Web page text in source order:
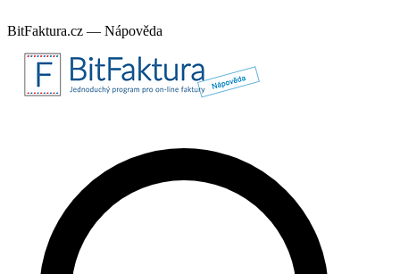
BitFaktura.cz — Nápověda